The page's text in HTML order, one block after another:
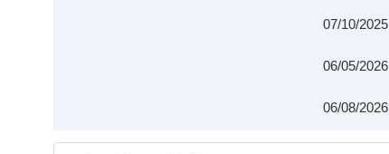
07/10/2025
06/05/2026
06/08/2026